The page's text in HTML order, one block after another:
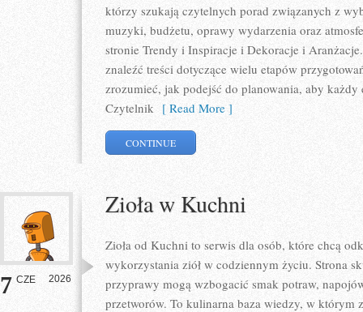
którzy szukają czytelnych porad związanych z
muzyki, budżetu, oprawy wydarzenia oraz
stronie Trendy i Inspiracje i Dekoracje i
znaleźć treści dotyczące wielu etapów
zrozumieć, jak podejść do planowania, aby każdy
Czytelnik [ Read More ]
CONTINUE
7 CZE 2026
Zioła w Kuchni
Zioła od Kuchni to serwis dla osób, które chcą
wykorzystania ziół w codziennym życiu. Strona
przyprawy mogą wzbogacić smak potraw,
przetworów. To kulinarna baza wiedzy, w którym